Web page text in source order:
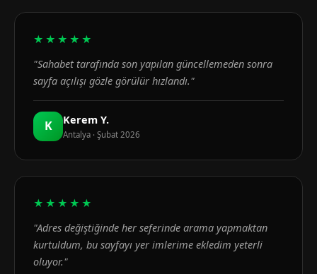
★★★★★
"Sahabet tarafında son yapılan güncellemeden sonra
sayfa açılışı gözle görülür hızlandı."
K Kerem Y.
Antalya · Şubat 2026
★★★★★
"Adres değiştiğinde her seferinde arama yapmaktan
kurtuldum, bu sayfayı yer imlerime ekledim yeterli
oluyor."